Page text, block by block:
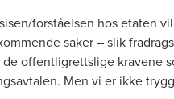
forståelsen hos etaten
saker – slik
offentligrettslige kravene
Men vi er ikke